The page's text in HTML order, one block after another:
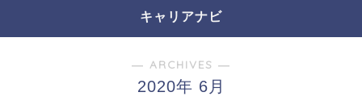
キャリアナビ
― ARCHIVES ―
2020年 6月